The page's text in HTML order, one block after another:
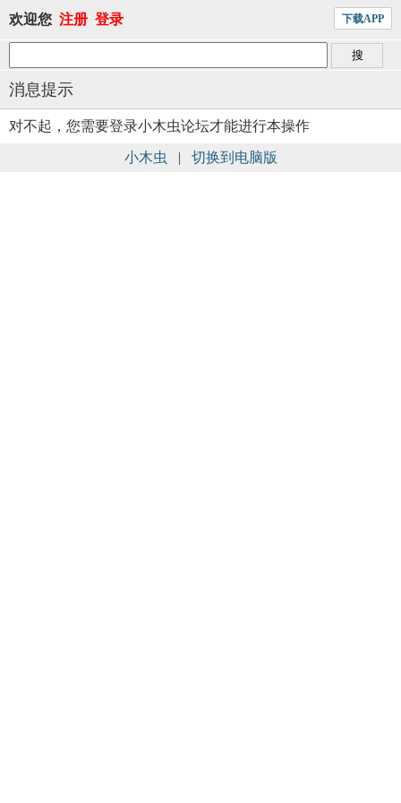
欢迎您 注册 登录 下载APP
消息提示
对不起，您需要登录小木虫论坛才能进行本操作
小木虫 | 切换到电脑版